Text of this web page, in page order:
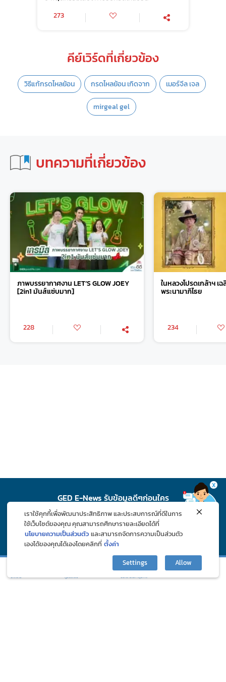
273
คีย์เวิร์ดที่เกี่ยวข้อง
วิธีแก้กรดไหลย้อน กรดไหลย้อน เกิดจาก เมอร์จีล เจล
mirgeal gel
บทความที่เกี่ยวข้อง
ภาพบรรยากาศงาน LET’S GLOW JOEY
[2in1 มันส์แซ่บมาก]
228
ในหลวงโปรดเกล้าฯ เ
พระนามาภิไธย
234
GED E-News รับข้อมูลดีๆก่อนใคร
บทความ ภูมิแพ้คลับ
X
เราใช้คุกกี้เพื่อพัฒนาประสิทธิภาพ และประสบการณ์ที่ดีในการ
ใช้เว็บไซต์ของคุณ คุณสามารถศึกษารายละเอียดได้ที่
นโยบายความเป็นส่วนตัว และสามารถจัดการความเป็นส่วนตัว
เองได้ของคุณได้เองโดยคลิกที่ ตั้งค่า
Settings
Allow